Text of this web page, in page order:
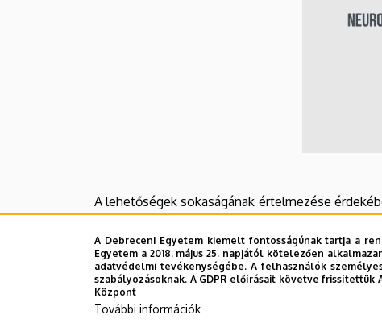
A lehetőségek sokaságának értelmezése
állít fel, amely meghatározza a
empirikus és klinikai idegtudomány
elméleti idegtudomány
neuromorf számítástechnika
neuromorf kontroll /neurorobotika
A Debreceni Egyetem kiemelt fontosságúnak tartja a
Egyetem a 2018. május 25. napjától kötelezően
adatvédelmi tevékenységébe. A felhasználók
szabályozásoknak. A GDPR előírásait követve
Központ
További információk